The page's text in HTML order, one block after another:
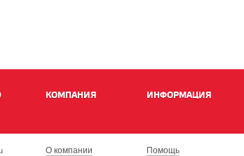
КОМПАНИЯ ИНФОРМАЦИЯ
О компании Помощь